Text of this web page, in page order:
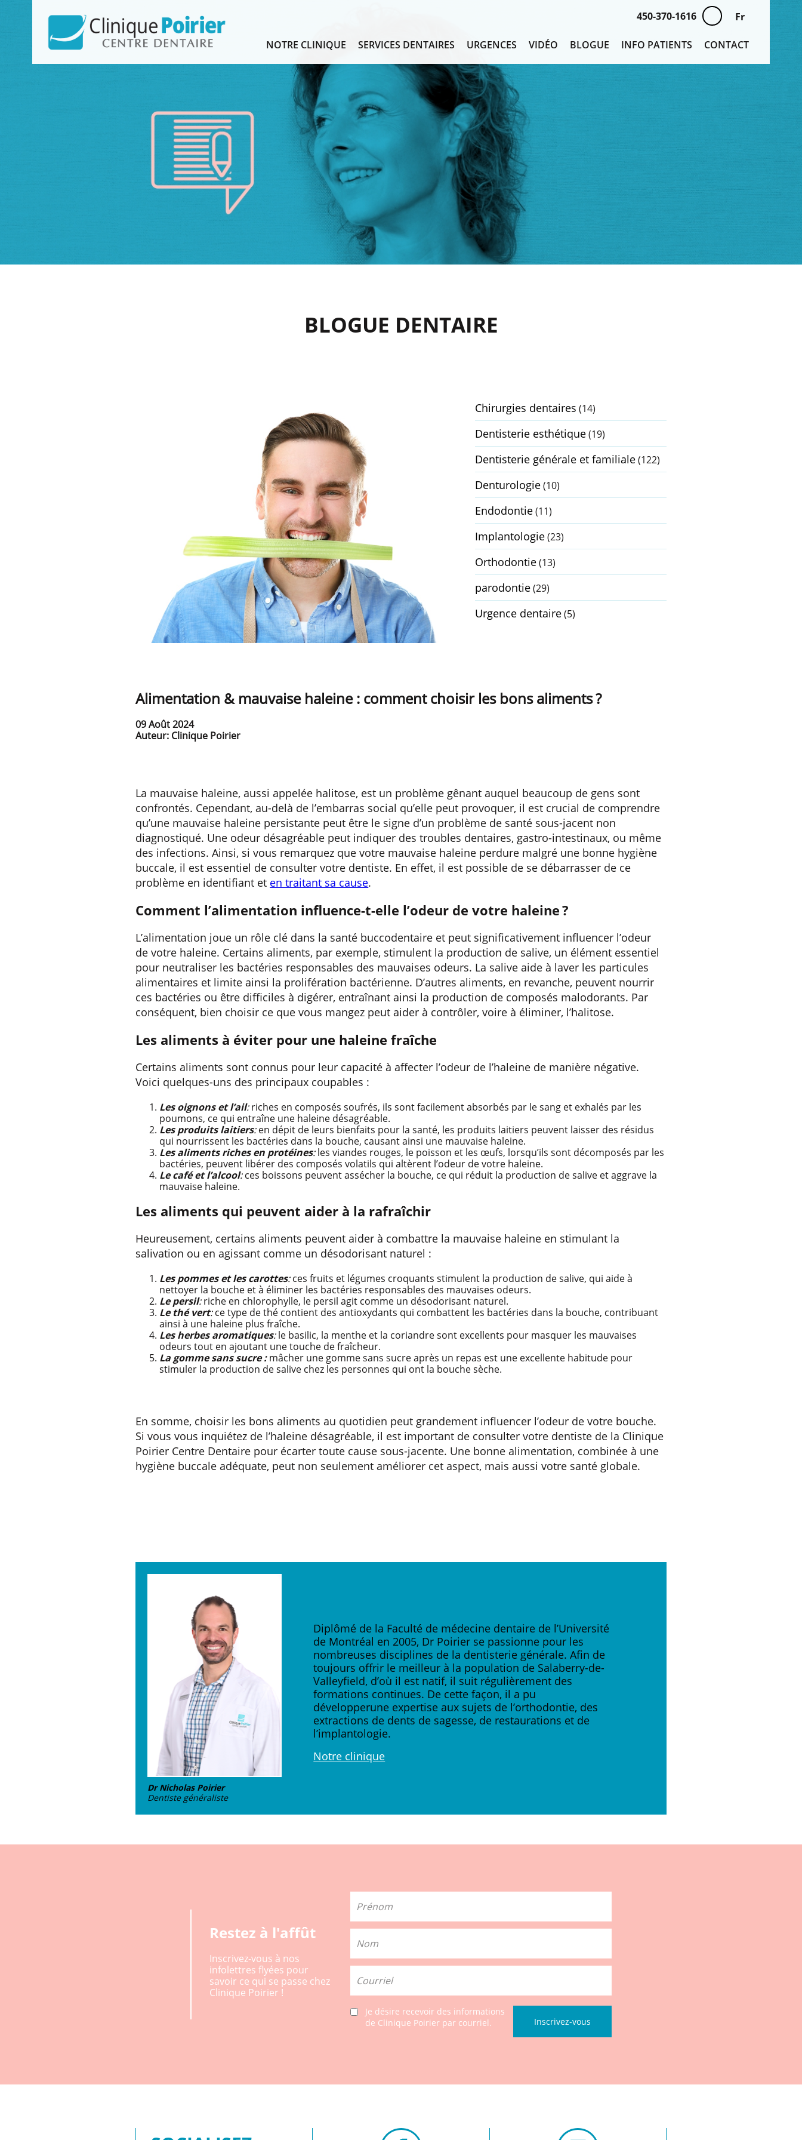
Fr
450-370-1616
NOTRE CLINIQUE SERVICES DENTAIRES URGENCES VIDÉO BLOGUE INFO PATIENTS CONTACT
BLOGUE DENTAIRE
Chirurgies dentaires (14)
Dentisterie esthétique(19)
Dentisterie générale et familiale(122)
Denturologie(10)
Endodontie(11)
Implantologie(23)
Orthodontie(13)
parodontie(29)
Urgence dentaire(5)
Alimentation & mauvaise haleine : comment choisir les bons aliments ?
09 Août 2024
Auteur: Clinique Poirier
La mauvaise haleine, aussi appelée halitose, est un problème gênant auquel beaucoup de gens sont
confrontés. Cependant, au-delà de l’embarras social qu’elle peut provoquer, il est crucial de comprendre
qu’une mauvaise haleine persistante peut être le signe d’un problème de santé sous-jacent non
diagnostiqué. Une odeur désagréable peut indiquer des troubles dentaires, gastro-intestinaux, ou même
des infections. Ainsi, si vous remarquez que votre mauvaise haleine perdure malgré une bonne hygiène
buccale, il est essentiel de consulter votre dentiste. En effet, il est possible de se débarrasser de ce
problème en identifiant et en traitant sa cause.
Comment l’alimentation influence-t-elle l’odeur de votre haleine ?
L’alimentation joue un rôle clé dans la santé buccodentaire et peut significativement influencer l’odeur
de votre haleine. Certains aliments, par exemple, stimulent la production de salive, un élément essentiel
pour neutraliser les bactéries responsables des mauvaises odeurs. La salive aide à laver les particules
alimentaires et limite ainsi la prolifération bactérienne. D’autres aliments, en revanche, peuvent nourrir
ces bactéries ou être difficiles à digérer, entraînant ainsi la production de composés malodorants. Par
conséquent, bien choisir ce que vous mangez peut aider à contrôler, voire à éliminer, l’halitose.
Les aliments à éviter pour une haleine fraîche
Certains aliments sont connus pour leur capacité à affecter l’odeur de l’haleine de manière négative.
Voici quelques-uns des principaux coupables :
Les oignons et l’ail:riches en composés soufrés, ils sont facilement absorbés par le sang et exhalés par les
poumons, ce qui entraîne une haleine désagréable.
Les produits laitiers:en dépit de leurs bienfaits pour la santé, les produits laitiers peuvent laisser des résidus
qui nourrissent les bactéries dans la bouche, causant ainsi une mauvaise haleine.
Les aliments riches en protéines:les viandes rouges, le poisson et les œufs, lorsqu’ils sont décomposés par les
bactéries, peuvent libérer des composés volatils qui altèrent l’odeur de votre haleine.
Le café et l’alcool:ces boissons peuvent assécher la bouche, ce qui réduit la production de salive et aggrave la
mauvaise haleine.
Les aliments qui peuvent aider à la rafraîchir
Heureusement, certains aliments peuvent aider à combattre la mauvaise haleine en stimulant la
salivation ou en agissant comme un désodorisant naturel :
Les pommes et les carottes:ces fruits et légumes croquants stimulent la production de salive, qui aide à
nettoyer la bouche et à éliminer les bactéries responsables des mauvaises odeurs.
Le persil:riche en chlorophylle, le persil agit comme un désodorisant naturel.
Le thé vert:ce type de thé contient des antioxydants qui combattent les bactéries dans la bouche, contribuant
ainsi à une haleine plus fraîche.
Les herbes aromatiques:le basilic, la menthe et la coriandre sont excellents pour masquer les mauvaises
odeurs tout en ajoutant une touche de fraîcheur.
La gomme sans sucre :mâcher une gomme sans sucre après un repas est une excellente habitude pour
stimuler la production de salive chez les personnes qui ont la bouche sèche.
En somme, choisir les bons aliments au quotidien peut grandement influencer l’odeur de votre bouche.
Si vous vous inquiétez de l’haleine désagréable, il est important de consulter votre dentiste de la Clinique
Poirier Centre Dentaire pour écarter toute cause sous-jacente. Une bonne alimentation, combinée à une
hygiène buccale adéquate, peut non seulement améliorer cet aspect, mais aussi votre santé globale.
Dr Nicholas Poirier
Dentiste généraliste
Diplômé de la Faculté de médecine dentaire de l’Université
de Montréal en 2005, Dr Poirier se passionne pour les
nombreuses disciplines de la dentisterie générale. Afin de
toujours offrir le meilleur à la population de Salaberry-de-
Valleyfield, d’où il est natif, il suit régulièrement des
formations continues. De cette façon, il a pu
développerune expertise aux sujets de l’orthodontie, des
extractions de dents de sagesse, de restaurations et de
l’implantologie.
Notre clinique
Restez à l'affût
Inscrivez-vous à nos
infolettres flyées pour
savoir ce qui se passe chez
Clinique Poirier !
Je désire recevoir des informations
de Clinique Poirier par courriel.